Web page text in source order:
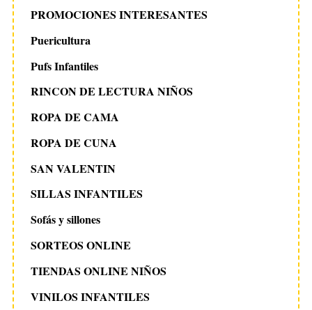
PROMOCIONES INTERESANTES
Puericultura
Pufs Infantiles
RINCON DE LECTURA NIÑOS
ROPA DE CAMA
ROPA DE CUNA
SAN VALENTIN
SILLAS INFANTILES
Sofás y sillones
SORTEOS ONLINE
TIENDAS ONLINE NIÑOS
VINILOS INFANTILES